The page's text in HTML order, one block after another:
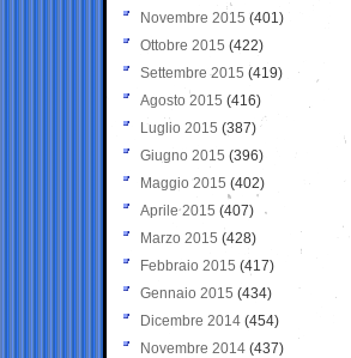
Novembre 2015 (401)
Ottobre 2015 (422)
Settembre 2015 (419)
Agosto 2015 (416)
Luglio 2015 (387)
Giugno 2015 (396)
Maggio 2015 (402)
Aprile 2015 (407)
Marzo 2015 (428)
Febbraio 2015 (417)
Gennaio 2015 (434)
Dicembre 2014 (454)
Novembre 2014 (437)